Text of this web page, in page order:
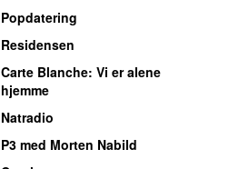
Popdatering
Residensen
Carte Blanche: Vi er alene
hjemme
Natradio
P3 med Morten Nabild